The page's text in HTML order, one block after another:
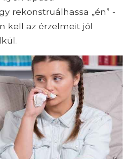
rekonstruálhassa „én” -
kell az érzelmeit jól